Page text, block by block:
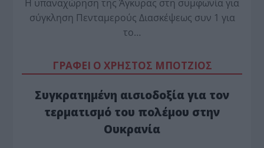
Η υπαναχώρηση της Άγκυρας στη συμφωνία για
σύγκληση Πενταμερούς Διασκέψεως συν 1 για
το…
ΓΡΑΦΕΙ Ο ΧΡΗΣΤΟΣ ΜΠΟΤΖΙΟΣ
Συγκρατημένη αισιοδοξία για τον
τερματισμό του πολέμου στην
Ουκρανία